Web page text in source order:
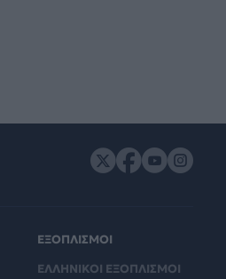
ΕΞΟΠΛΙΣΜΟΙ
ΕΛΛΗΝΙΚΟΙ ΕΞΟΠΛΙΣΜΟΙ